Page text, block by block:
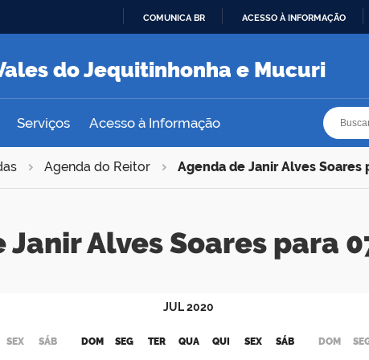
O
COMUNICA BR ACESSO À INFORMAÇÃO
do Jequitinhonha e Mucuri
Serviços Acesso à Informação
Agenda do Reitor Agenda de Janir Alves
Janir Alves Soares para
SEX SÁB
JUL2020
DOM SEG TER QUA QUI SEX SÁB DOM